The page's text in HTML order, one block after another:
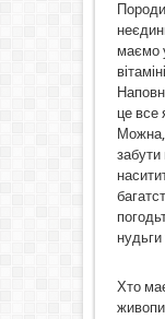
маємо
це все
Можна,
забути
Хто